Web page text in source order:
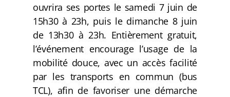
ouvrira ses portes le samedi 7 juin de
15h30 à 23h, puis le dimanche 8 juin
de 13h30 à 23h. Entièrement gratuit,
l’événement encourage l’usage de la
mobilité douce, avec un accès facilité
par les transports en commun (bus
TCL), afin de favoriser une démarche